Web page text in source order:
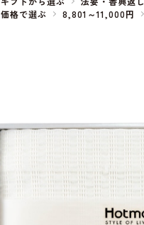
価格で選ぶ 8,801～11,000円